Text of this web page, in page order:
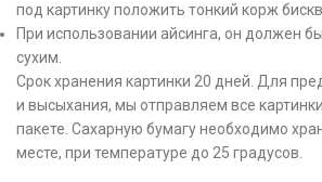
под картинку положить тонкий корж
При использовании айсинга, он должен
сухим.
Срок хранения картинки 20 дней. Для
и высыхания, мы отправляем все
пакете. Сахарную бумагу необходимо
месте, при температуре до 25 градусов.